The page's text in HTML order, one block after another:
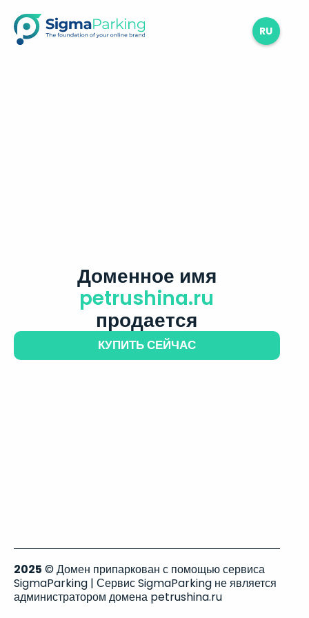
RU
Доменное имя
petrushina.ru
продается
КУПИТЬ СЕЙЧАС
2025 © Домен припаркован с помощью сервиса
SigmaParking | Сервис SigmaParking не является
администратором домена petrushina.ru